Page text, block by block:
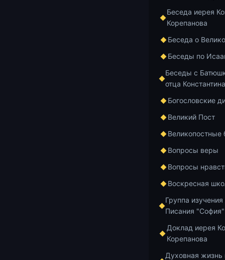
Беседа иерея
Корепанова
Беседа о
Беседы по
Беседы с
отца Константина
Богословские
Великий Пост
Великопостные
Вопросы веры
Вопросы
Воскресная
Группа
Писания "София"
Доклад иерея
Корепанова
Духовная жизнь
video player»]
Аудио:
Аудиоплеер
00:00
0:00 —
Чтение
насылаются
и его
Константин
05:52 —
«Лествице»
является
когда
связи,
надежду
12:23 —